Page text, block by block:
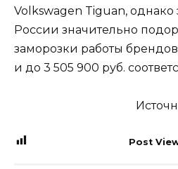
Volkswagen Tiguan,
России значительно
заморозки работы
и до 3 505 900 руб.
Post